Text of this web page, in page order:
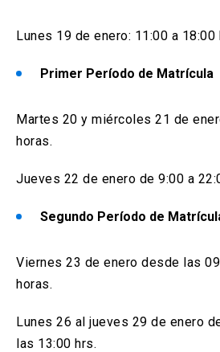
Lunes 19 de enero: 11:00 a 18:00
Primer Período de Matrícula
Martes 20 y miércoles 21 de
horas.
Jueves 22 de enero de 9:00 a
Segundo Período de
Viernes 23 de enero desde las
horas.
Lunes 26 al jueves 29 de enero
las 13:00 hrs.